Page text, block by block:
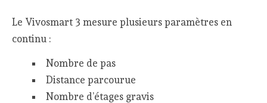
Le Vivosmart 3 mesure plusieurs paramètres en
continu :
Nombre de pas
Distance parcourue
Nombre d’étages gravis